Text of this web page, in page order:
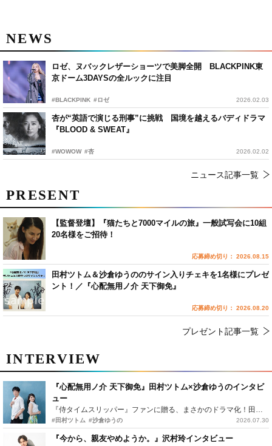
NEWS
ロゼ、ヌバックレザーショーツで美脚全開 BLACKPINK東
京ドーム3DAYSの全ルックに注目
#BLACKPINK #ロゼ 2026.02.03
杏が“英語で演じる刑事”に挑戦 国境を越えるバディドラマ
『BLOOD & SWEAT』
#WOWOW #杏 2026.02.02
ニュース記事一覧
INTERVIEW
『心配無用ノ介 天下御免』田村ツトム×沙倉ゆうのインタビ
ュー
『侍タイムスリッパー』ファンに贈る、まさかのドラマ化！田村ツトム×沙倉ゆうのが語る『心配無用ノ介』撮影秘話
#田村ツトム #沙倉ゆうの 2026.07.30
『今から、親友やめようか。』沢村玲インタビュー
PRESENT
【監督登壇】『猫たちと7000マイルの旅』一般試写会に10組
20名様をご招待！
応募締め切り： 2026.08.15
田村ツトム＆沙倉ゆうののサイン入りチェキを1名様にプレゼ
ント！／『心配無用ノ介 天下御免』
応募締め切り： 2026.08.20
プレゼント記事一覧